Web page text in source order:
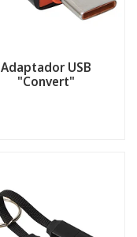
Adaptador USB
"Convert"